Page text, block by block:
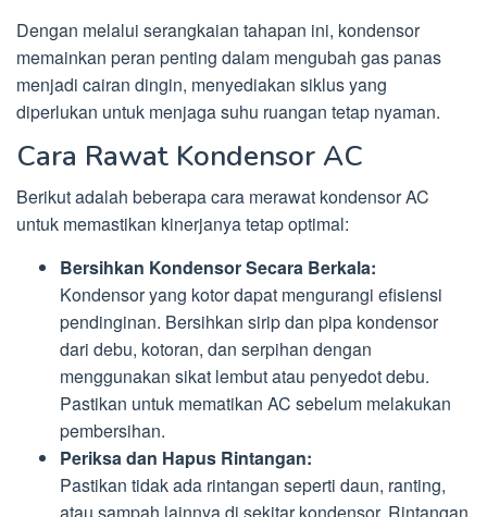
Dengan melalui serangkaian tahapan ini, kondensor
memainkan peran penting dalam mengubah gas panas
menjadi cairan dingin, menyediakan siklus yang
diperlukan untuk menjaga suhu ruangan tetap nyaman.
Cara Rawat Kondensor AC
Berikut adalah beberapa cara merawat kondensor AC
untuk memastikan kinerjanya tetap optimal:
Bersihkan Kondensor Secara Berkala:
Kondensor yang kotor dapat mengurangi efisiensi
pendinginan. Bersihkan sirip dan pipa kondensor
dari debu, kotoran, dan serpihan dengan
menggunakan sikat lembut atau penyedot debu.
Pastikan untuk mematikan AC sebelum melakukan
pembersihan.
Periksa dan Hapus Rintangan:
Pastikan tidak ada rintangan seperti daun, ranting,